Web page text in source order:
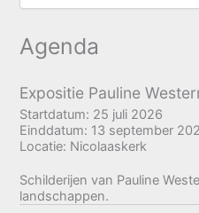
Agenda
Expositie Pauline
Startdatum: 25 juli 2026
Einddatum: 13 september
Locatie: Nicolaaskerk
Schilderijen van Pauline
landschappen.